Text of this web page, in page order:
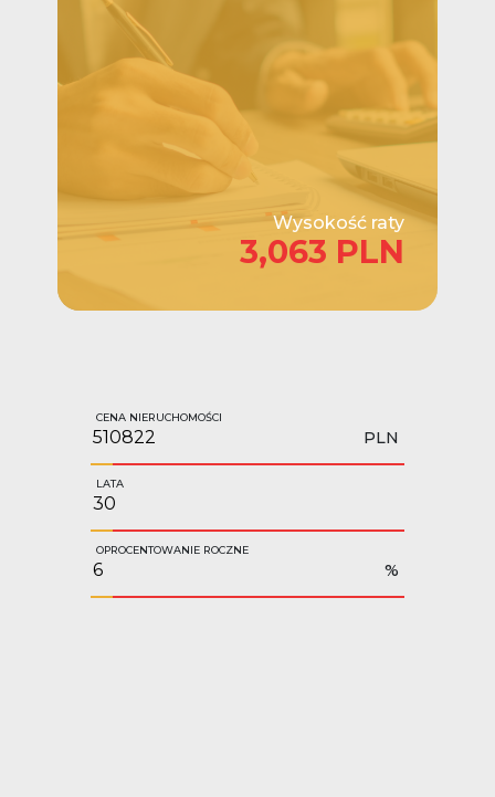
Wysokość raty
3,063 PLN
CENA NIERUCHOMOŚCI
PLN
LATA
OPROCENTOWANIE ROCZNE
%